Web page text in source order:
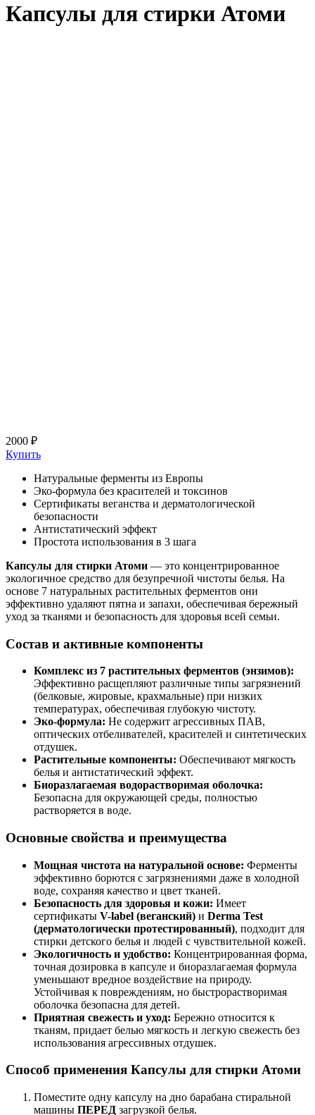
Капсулы для стирки Атоми
2000 ₽
Купить
Натуральные ферменты из Европы
Эко-формула без красителей и токсинов
Сертификаты веганства и дерматологической
безопасности
Антистатический эффект
Простота использования в 3 шага
Капсулы для стирки Атоми — это концентрированное
экологичное средство для безупречной чистоты белья. На
основе 7 натуральных растительных ферментов они
эффективно удаляют пятна и запахи, обеспечивая бережный
уход за тканями и безопасность для здоровья всей семьи.
Состав и активные компоненты
Комплекс из 7 растительных ферментов (энзимов):
Эффективно расщепляют различные типы загрязнений
(белковые, жировые, крахмальные) при низких
температурах, обеспечивая глубокую чистоту.
Эко-формула: Не содержит агрессивных ПАВ,
оптических отбеливателей, красителей и синтетических
отдушек.
Растительные компоненты: Обеспечивают мягкость
белья и антистатический эффект.
Биоразлагаемая водорастворимая оболочка:
Безопасна для окружающей среды, полностью
растворяется в воде.
Основные свойства и преимущества
Мощная чистота на натуральной основе: Ферменты
эффективно борются с загрязнениями даже в холодной
воде, сохраняя качество и цвет тканей.
Безопасность для здоровья и кожи: Имеет
сертификаты V-label (веганский) и Derma Test
(дерматологически протестированный), подходит для
стирки детского белья и людей с чувствительной кожей.
Экологичность и удобство: Концентрированная форма,
точная дозировка в капсуле и биоразлагаемая формула
уменьшают вредное воздействие на природу.
Устойчивая к повреждениям, но быстрорастворимая
оболочка безопасна для детей.
Приятная свежесть и уход: Бережно относится к
тканям, придает белью мягкость и легкую свежесть без
использования агрессивных отдушек.
Способ применения Капсулы для стирки Атоми
Поместите одну капсулу на дно барабана стиральной
машины ПЕРЕД загрузкой белья.